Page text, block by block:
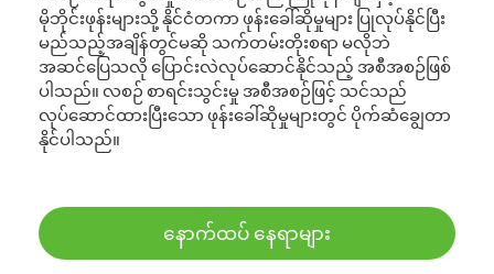
မိုဘိုင်းဖုန်းများသို့ နိုင်ငံတကာ ဖုန်းခေါ်ဆိုမှုများ ပြုလုပ်နိုင်ပြီး
မည်သည့်အချိန်တွင်မဆို သက်တမ်းတိုးစရာ မလိုဘဲ
အဆင်ပြေသလို ပြောင်းလဲလုပ်ဆောင်နိုင်သည့် အစီအစဉ်ဖြစ်
ပါသည်။ လစဉ် စာရင်းသွင်းမှု အစီအစဉ်ဖြင့် သင်သည်
လုပ်ဆောင်ထားပြီးသော ဖုန်းခေါ်ဆိုမှုများတွင် ပိုက်ဆံချွေတာ
နိုင်ပါသည်။
နောက်ထပ် နေရာများ